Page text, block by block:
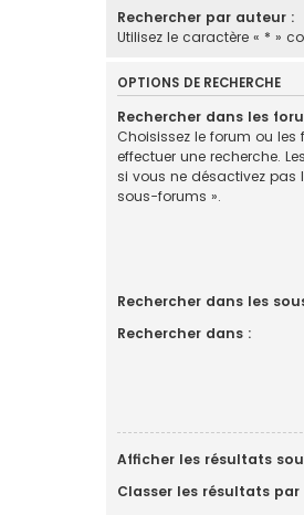
Rechercher par auteur :
Utilisez le caractère « * »
OPTIONS DE RECHERCHE
Rechercher dans les
Choisissez le forum ou
effectuer une recherche.
si vous ne désactivez pas
sous-forums ».
Rechercher dans les
Rechercher dans :
Afficher les résultats
Classer les résultats par